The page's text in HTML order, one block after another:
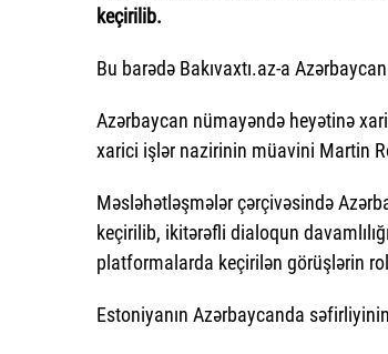
keçirilib.
Bu barədə Bakıvaxtı.az-a
Azərbaycan nümayəndə heyətinə
xarici işlər nazirinin müavini Martin
Məsləhətləşmələr çərçivəsində
keçirilib, ikitərəfli dialoqun
platformalarda keçirilən görüşlərin
Estoniyanın Azərbaycanda